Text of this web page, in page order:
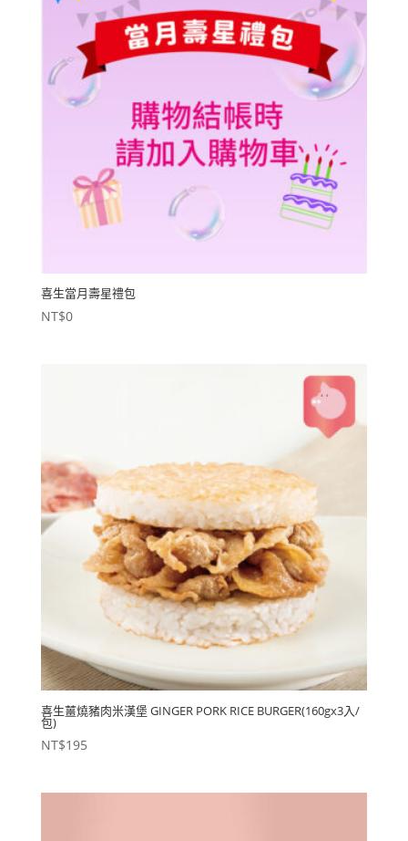
喜生當月壽星禮包
NT$0
喜生薑燒豬肉米漢堡 GINGER PORK RICE BURGER(160gx3入/
包)
NT$195